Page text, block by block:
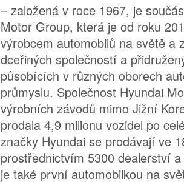
– založená v roce 1967, je
Motor Group, která je od roku
výrobcem automobilů na světě a
dceřiných společností a
působících v různých oborech
průmyslu. Společnost Hyundai
výrobních závodů mimo Jižní
prodala 4,9 milionu vozidel po
značky Hyundai se prodávají ve
prostřednictvím 5300 dealerství
je také první automobilkou na